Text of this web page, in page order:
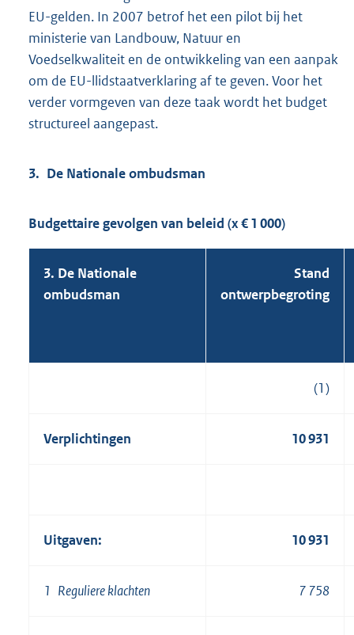
EU-gelden. In 2007 betrof het een pilot bij het
ministerie van Landbouw, Natuur en
Voedselkwaliteit en de ontwikkeling van een aanpak
om de EU-llidstaatverklaring af te geven. Voor het
verder vormgeven van deze taak wordt het budget
structureel aangepast.
3. De Nationale ombudsman
Budgettaire gevolgen van beleid (x € 1 000)
3. De Nationale
ombudsman
Stand
ontwerpbegroting
(1)
Verplichtingen 10 931
Uitgaven: 10 931
1 Reguliere klachten 7 758